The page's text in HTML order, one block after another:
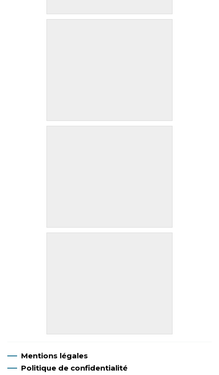
Mentions légales
Politique de confidentialité